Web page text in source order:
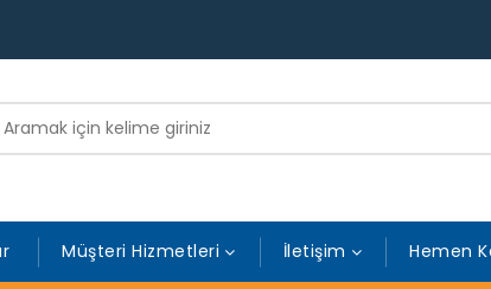
Müşteri Hizmetleri İletişim Hemen